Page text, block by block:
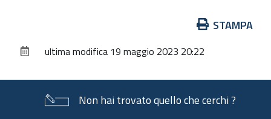
documento
STAMPA
ultima modifica 19 maggio 2023 20:22
Non hai trovato quello che cerchi ?